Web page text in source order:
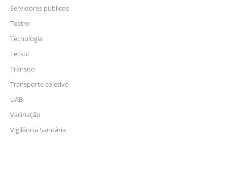
Servidores públicos
Teatro
Tecnologia
Tecsul
Trânsito
Transporte coletivo
UAB
Vacinação
Vigilância Sanitária